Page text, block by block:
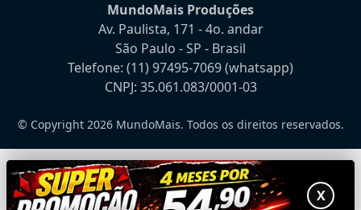
MundoMais Produções
Av. Paulista, 171 - 4o. andar
São Paulo - SP - Brasil
Telefone: (11) 97495-7069(whatsapp)
CNPJ: 35.061.083/0001-03
© Copyright 2026 MundoMais. Todos os direitos reservados.
X